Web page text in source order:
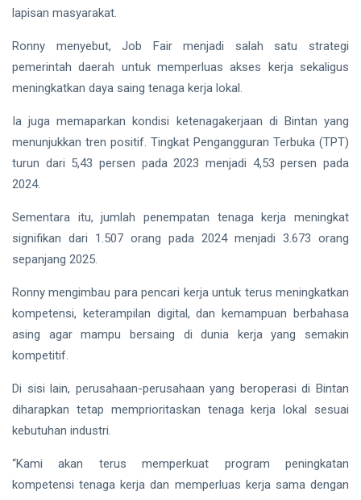
KPK
Politik
PSSI
lapisan masyarakat.
Ronny menyebut, Job Fair menjadi salah satu strategi
pemerintah daerah untuk memperluas akses kerja sekaligus
meningkatkan daya saing tenaga kerja lokal.
Ia juga memaparkan kondisi ketenagakerjaan di Bintan yang
menunjukkan tren positif. Tingkat Pengangguran Terbuka (TPT)
turun dari 5,43 persen pada 2023 menjadi 4,53 persen pada
2024.
Sementara itu, jumlah penempatan tenaga kerja meningkat
signifikan dari 1.507 orang pada 2024 menjadi 3.673 orang
sepanjang 2025.
Ronny mengimbau para pencari kerja untuk terus meningkatkan
kompetensi, keterampilan digital, dan kemampuan berbahasa
asing agar mampu bersaing di dunia kerja yang semakin
kompetitif.
Di sisi lain, perusahaan-perusahaan yang beroperasi di Bintan
diharapkan tetap memprioritaskan tenaga kerja lokal sesuai
kebutuhan industri.
“Kami akan terus memperkuat program peningkatan
kompetensi tenaga kerja dan memperluas kerja sama dengan